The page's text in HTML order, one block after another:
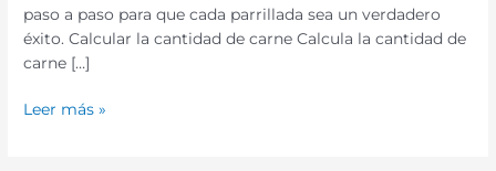
paso a paso para que cada parrillada sea un verdadero
éxito. Calcular la cantidad de carne Calcula la cantidad de
carne […]
Leer más »